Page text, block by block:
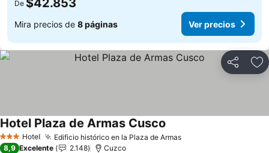
De $42.853
Mira precios de 8 páginas Ver precios
Compartir
3 Estrellas
Hotel Edificio histórico en la Plaza de ArmasVer precios
Hotel Plaza de Armas Cusco
8,9 Excelente 2.148 Cuzco